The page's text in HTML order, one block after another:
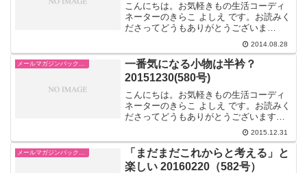
こんにちは。お気軽きもの生活コーディ
ネーターのきらこ よしえ です。お読みく
ださってどうもありがとうございま
す！・:.。:*:・'゜☆♪お盆が終わり、子供
達の夏休みも、終盤にさしかかりました
が、ゆっくりお休みになれたでしょう
か？先日、使って...
2014.08.28
メールマガジンバックナンバー「着物生活術～和風おしゃれ美人」
一番気になる小物は半衿？
20151230(580号)
こんにちは。お気軽きもの生活コーディ
ネーターのきらこ よしえ です。お読みく
ださってどうもありがとうございます！
た。・:.。:*:・'゜☆♪先日「娘さんに成人
式の振り袖を自分で着せてあげたい」
と、着せつけを習得されたい...
2015.12.31
「まだまだこれからと考える」と
楽しい 20160220（582号）